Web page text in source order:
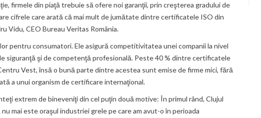
firmele din piaţă trebuie să ofere noi garanţii, prin creşterea gradului de
cifrele care arată că mai mult de jumătate dintre certificatele ISO din
Vidu, CEO Bureau Veritas România.
pentru consumatori. Ele asigură competitivitatea unei companii la nivel
siguranţă şi de competenţă profesională. Peste 40 % dintre certificatele
Vest, însă o bună parte dintre acestea sunt emise de firme mici, fără
a unui organism de certificare internaţional.
extrem de bineveniţi din cel puţin două motive: În primul rând, Clujul
mai este oraşul industriei grele pe care am avut-o în perioada